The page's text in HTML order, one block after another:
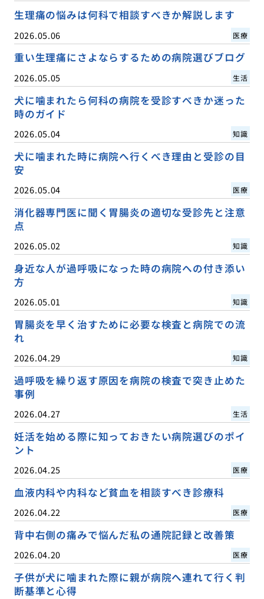
生理痛の悩みは何科で相談すべきか解説します
2026.05.06 医療
重い生理痛にさよならするための病院選びブログ
2026.05.05 生活
犬に噛まれたら何科の病院を受診すべきか迷った
時のガイド
2026.05.04 知識
犬に噛まれた時に病院へ行くべき理由と受診の目
安
2026.05.04 医療
消化器専門医に聞く胃腸炎の適切な受診先と注意
点
2026.05.02 知識
身近な人が過呼吸になった時の病院への付き添い
方
2026.05.01 知識
胃腸炎を早く治すために必要な検査と病院での流
れ
2026.04.29 知識
過呼吸を繰り返す原因を病院の検査で突き止めた
事例
2026.04.27 生活
妊活を始める際に知っておきたい病院選びのポイ
ント
2026.04.25 医療
血液内科や内科など貧血を相談すべき診療科
2026.04.22 医療
背中右側の痛みで悩んだ私の通院記録と改善策
2026.04.20 医療
子供が犬に噛まれた際に親が病院へ連れて行く判
断基準と心得